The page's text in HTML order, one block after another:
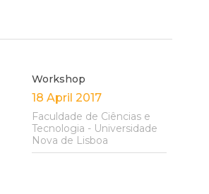
Workshop
18 April 2017
Faculdade de Ciências e
Tecnologia - Universidade
Nova de Lisboa